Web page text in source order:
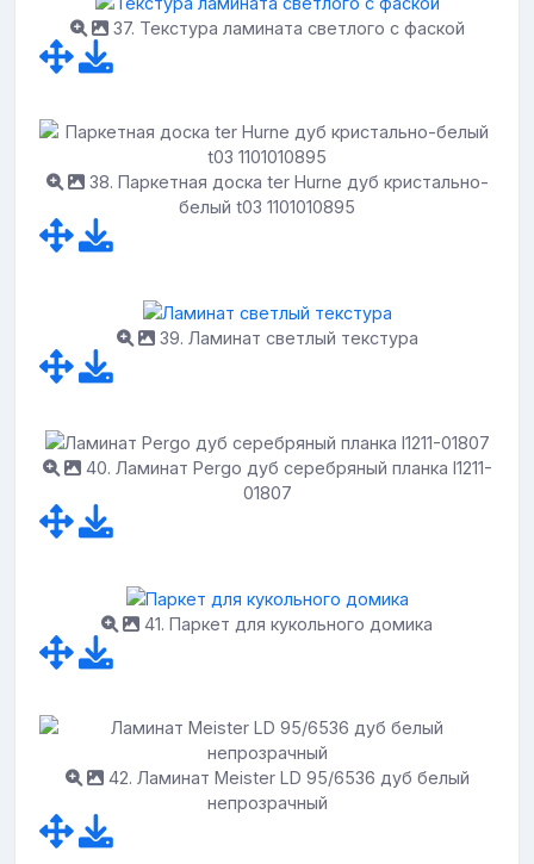
37. Текстура ламината светлого с фаской
38. Паркетная доска ter Hurne дуб кристально-
белый t03 1101010895
39. Ламинат светлый текстура
40. Ламинат Pergo дуб серебряный планка l1211-
01807
41. Паркет для кукольного домика
42. Ламинат Meister LD 95/6536 дуб белый
непрозрачный